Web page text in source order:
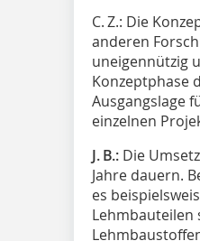
C. Z.: Die
anderen
uneigennützig
Konzeptphase
Ausgangslage
einzelnen
J. B.: Die
Jahre dauern.
es
Lehmbauteilen